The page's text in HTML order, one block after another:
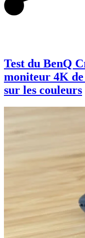
Test du BenQ
moniteur 4K de
sur les couleurs